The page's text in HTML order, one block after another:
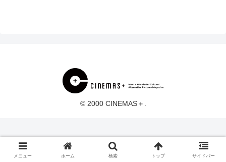
© 2000 CINEMAS＋.
メニュー ホーム 検索 トップ サイドバー